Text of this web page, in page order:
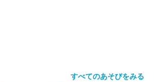
すべてのあそびをみる